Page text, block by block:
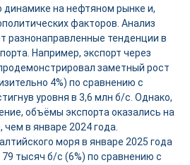
динамике на нефтяном рынке и,
факторов. Анализ
разнонаправленные тенденции в
Например, экспорт через
заметный рост
4%) по сравнению с
уровня в 3,6 млн б/с. Однако,
объёмы экспорта оказались на
в январе 2024 года.
моря в январе 2025 года
тысяч б/с (6%) по сравнению с